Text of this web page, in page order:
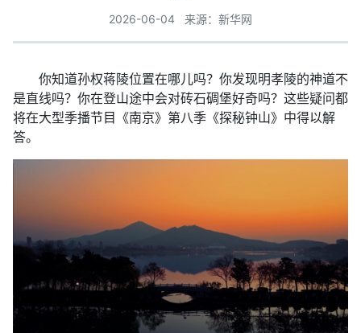
2026-06-04 来源：新华网
你知道孙权蒋陵位置在哪儿吗？你发现明孝陵的神道不
是直线吗？你在登山途中会对砖石碉堡好奇吗？这些疑问都
将在大型季播节目《南京》第八季《探秘钟山》中得以解
答。